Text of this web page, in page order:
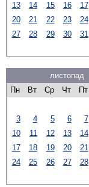
13
14 15 16 17
20
21 22 23 24
27
28 29 30 31
листопад
Пн
Вт Ср Чт Пт
3
4 5 6 7
10
11 12 13 14
17
18 19 20 21
24
25 26 27 28